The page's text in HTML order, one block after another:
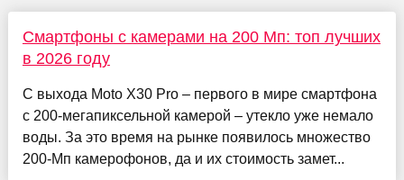
Смартфоны с камерами на 200 Мп: топ лучших
в 2026 году
С выхода Moto X30 Pro – первого в мире смартфона
с 200-мегапиксельной камерой – утекло уже немало
воды. За это время на рынке появилось множество
200-Мп камерофонов, да и их стоимость замет...